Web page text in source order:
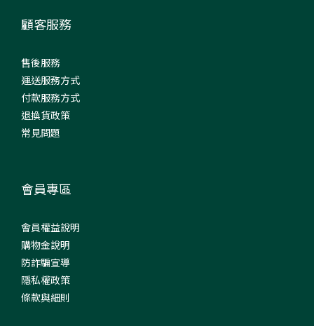
顧客服務
售後服務
運送服務方式
付款服務方式
退換貨政策
常見問題
會員專區
會員權益說明
購物金說明
防詐騙宣導
隱私權政策
條款與細則